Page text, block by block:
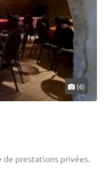
(6)
de prestations privées.